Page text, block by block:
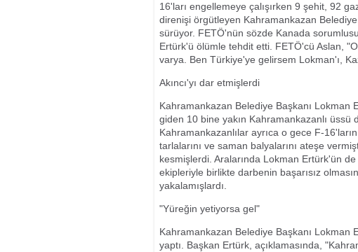
16'ları engellemeye çalışırken 9 şehit, 92
direnişi örgütleyen Kahramankazan
sürüyor. FETÖ'nün sözde Kanada
Ertürk'ü ölümle tehdit etti. FETÖ'cü Aslan,
varya. Ben Türkiye'ye gelirsem Lokman'ı,
Akıncı'yı dar etmişlerdi
Kahramankazan Belediye Başkanı Lokman
giden 10 bine yakın Kahramankazanlı üssü
Kahramankazanlılar ayrıca o gece F-
tarlalarını ve saman balyalarını ateşe
kesmişlerdi. Aralarında Lokman Ertürk'ün
ekipleriyle birlikte darbenin başarısız
yakalamışlardı.
"Yüreğin yetiyorsa gel"
Kahramankazan Belediye Başkanı Lokman
yaptı. Başkan Ertürk, açıklamasında,